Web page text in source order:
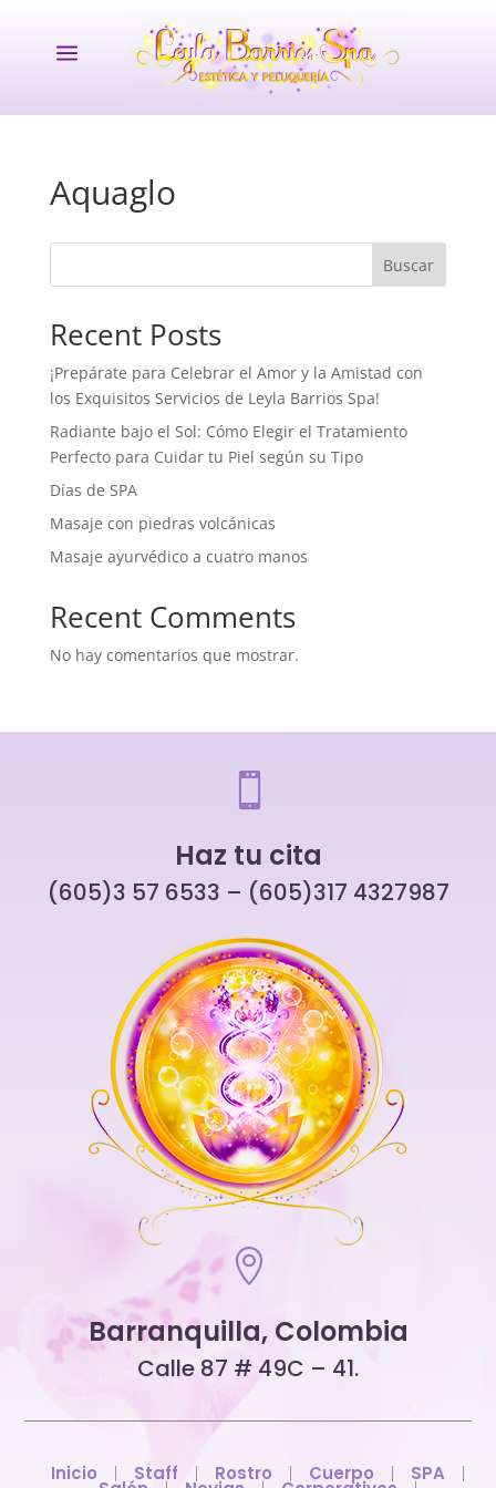
a
Aquaglo
Buscar
Recent Posts
¡Prepárate para Celebrar el Amor y la Amistad con
los Exquisitos Servicios de Leyla Barrios Spa!
Radiante bajo el Sol: Cómo Elegir el Tratamiento
Perfecto para Cuidar tu Piel según su Tipo
Días de SPA
Masaje con piedras volcánicas
Masaje ayurvédico a cuatro manos
Recent Comments
No hay comentarios que mostrar.

Haz tu cita
(605)3 57 6533 – (605)317 4327987

Barranquilla, Colombia
Calle 87 # 49C – 41.
Inicio Staff Rostro Cuerpo SPA